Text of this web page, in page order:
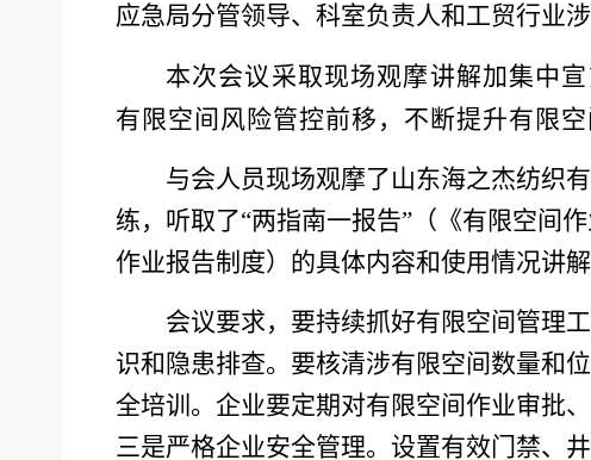
应急局分管领导、科室负责人和工贸行业
本次会议采取现场观摩讲解加集中
有限空间风险管控前移，不断提升有限
与会人员现场观摩了山东海之杰纺织
练，听取了“两指南一报告”（《有限空间
作业报告制度）的具体内容和使用情况讲
会议要求，要持续抓好有限空间管理
识和隐患排查。要核清涉有限空间数量和
全培训。企业要定期对有限空间作业审批
三是严格企业安全管理。设置有效门禁、